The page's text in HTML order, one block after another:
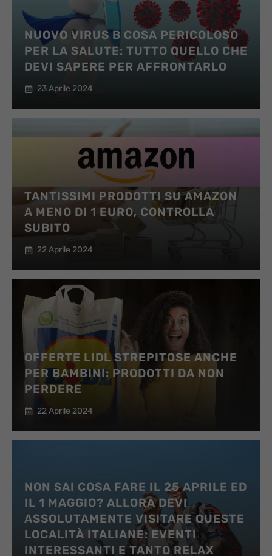
NUOVO VIRUS B COSA PERICOLOSO
PER LA SALUTE: TUTTO QUELLO CHE
DEVI SAPERE PER AFFRONTARLO
23 Aprile 2024
TANTISSIMI PRODOTTI SU AMAZON
A MENO DI 1 EURO, CONTROLLA
SUBITO
22 Aprile 2024
OFFERTE LIDL STREPITOSE ANCHE
PER BAMBINI: PRODOTTI DA NON
PERDERE
22 Aprile 2024
NON SAI COSA FARE IL 25 APRILE ED
IL 1 MAGGIO? ALLORA DEVI
ASSOLUTAMENTE VISITARE QUESTE
LOCALITÀ ITALIANE: EVENTI
INTERESSANTI E TANTO RELAX